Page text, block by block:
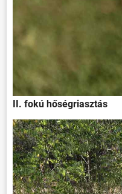
II. fokú hőségriasztás